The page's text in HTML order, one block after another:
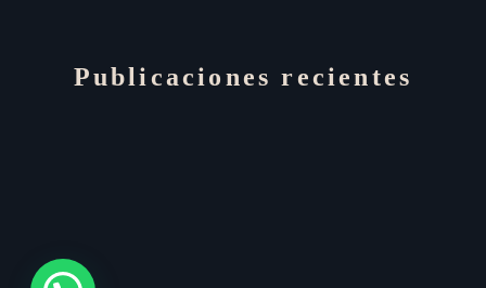
Publicaciones recientes